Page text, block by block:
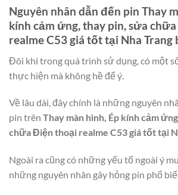
Nguyên nhân dẫn đến pin Thay
kính cảm ứng, thay pin, sửa
realme C53 giá tốt tại Nha Trang
Đôi khi trong quá trình sử dụng, có một
thực hiện mà không hề để ý.
Về lâu dài, đây chính là những nguyên
pin trên Thay màn hình, Ép kính cảm
chữa Điện thoại realme C53 giá tốt tại
Ngoài ra cũng có những yếu tố ngoài ý
những nguyên nhân gây hỏng pin phổ